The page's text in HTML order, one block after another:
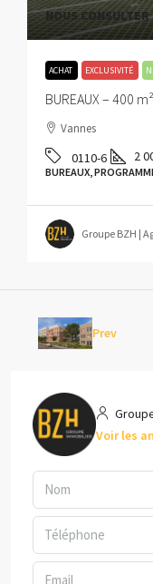
NOUS CONSULTER
ACHAT EXCLUSIVITÉ
BUREAUX – 400
Vannes
0110-6 2
BUREAUX,
Groupe BZH |
Prev
Voir les